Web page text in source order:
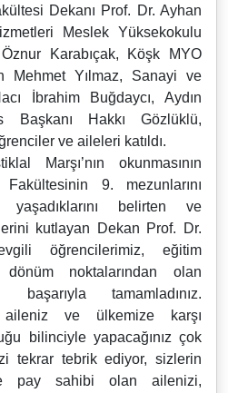
Dekanı Prof. Dr. Ayhan
Meslek Yüksekokulu
Karabıçak, Köşk MYO
Mehmet Yılmaz, Sanayi ve
İbrahim Buğdaycı, Aydın
Başkanı Hakkı Gözlüklü,
ve aileleri katıldı.
Marşı’nın okunmasının
9. mezunlarını
yaşadıklarını belirten ve
kutlayan Dekan Prof. Dr.
öğrencilerimiz, eğitim
dönüm noktalarından olan
tamamladınız.
aileniz ve ülkemize karşı
bilinciyle yapacağınız çok
tekrar tebrik ediyor, sizlerin
pay sahibi olan ailenizi,